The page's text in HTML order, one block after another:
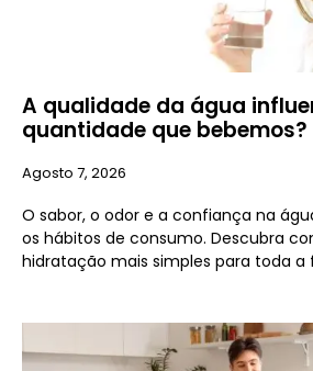
A qualidade da água
quantidade que bebemos?
Agosto 7, 2026
O sabor, o odor e a confiança na
os hábitos de consumo. Descubra
hidratação mais simples para toda a